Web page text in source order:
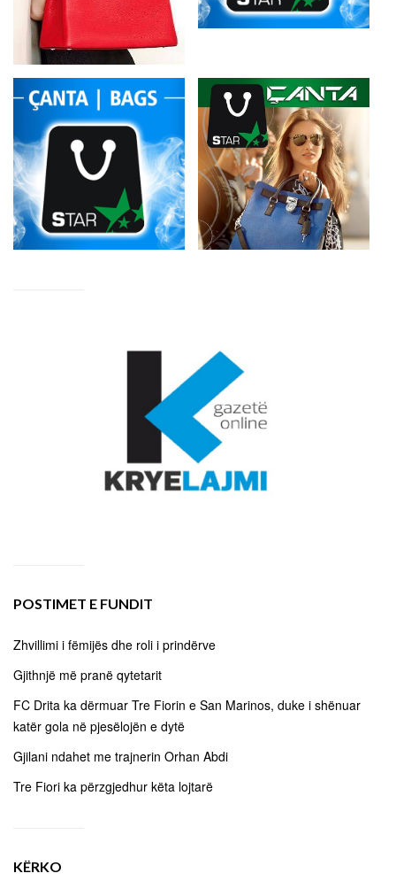
POSTIMET E FUNDIT
Zhvillimi i fëmijës dhe roli i prindërve
Gjithnjë më pranë qytetarit
FC Drita ka dërmuar Tre Fiorin e San Marinos, duke i shënuar
katër gola në pjesëlojën e dytë
Gjilani ndahet me trajnerin Orhan Abdi
Tre Fiori ka përzgjedhur këta lojtarë
KËRKO